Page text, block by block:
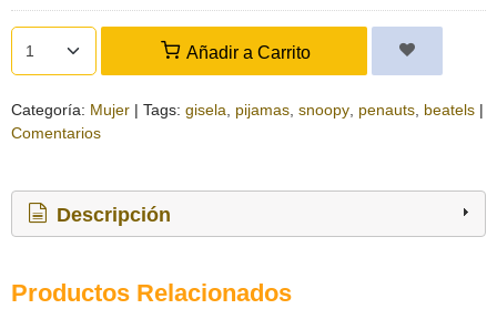
Añadir a Carrito
Categoría: Mujer | Tags: gisela pijamas snoopy penauts beatels |
Comentarios
Descripción
Productos Relacionados